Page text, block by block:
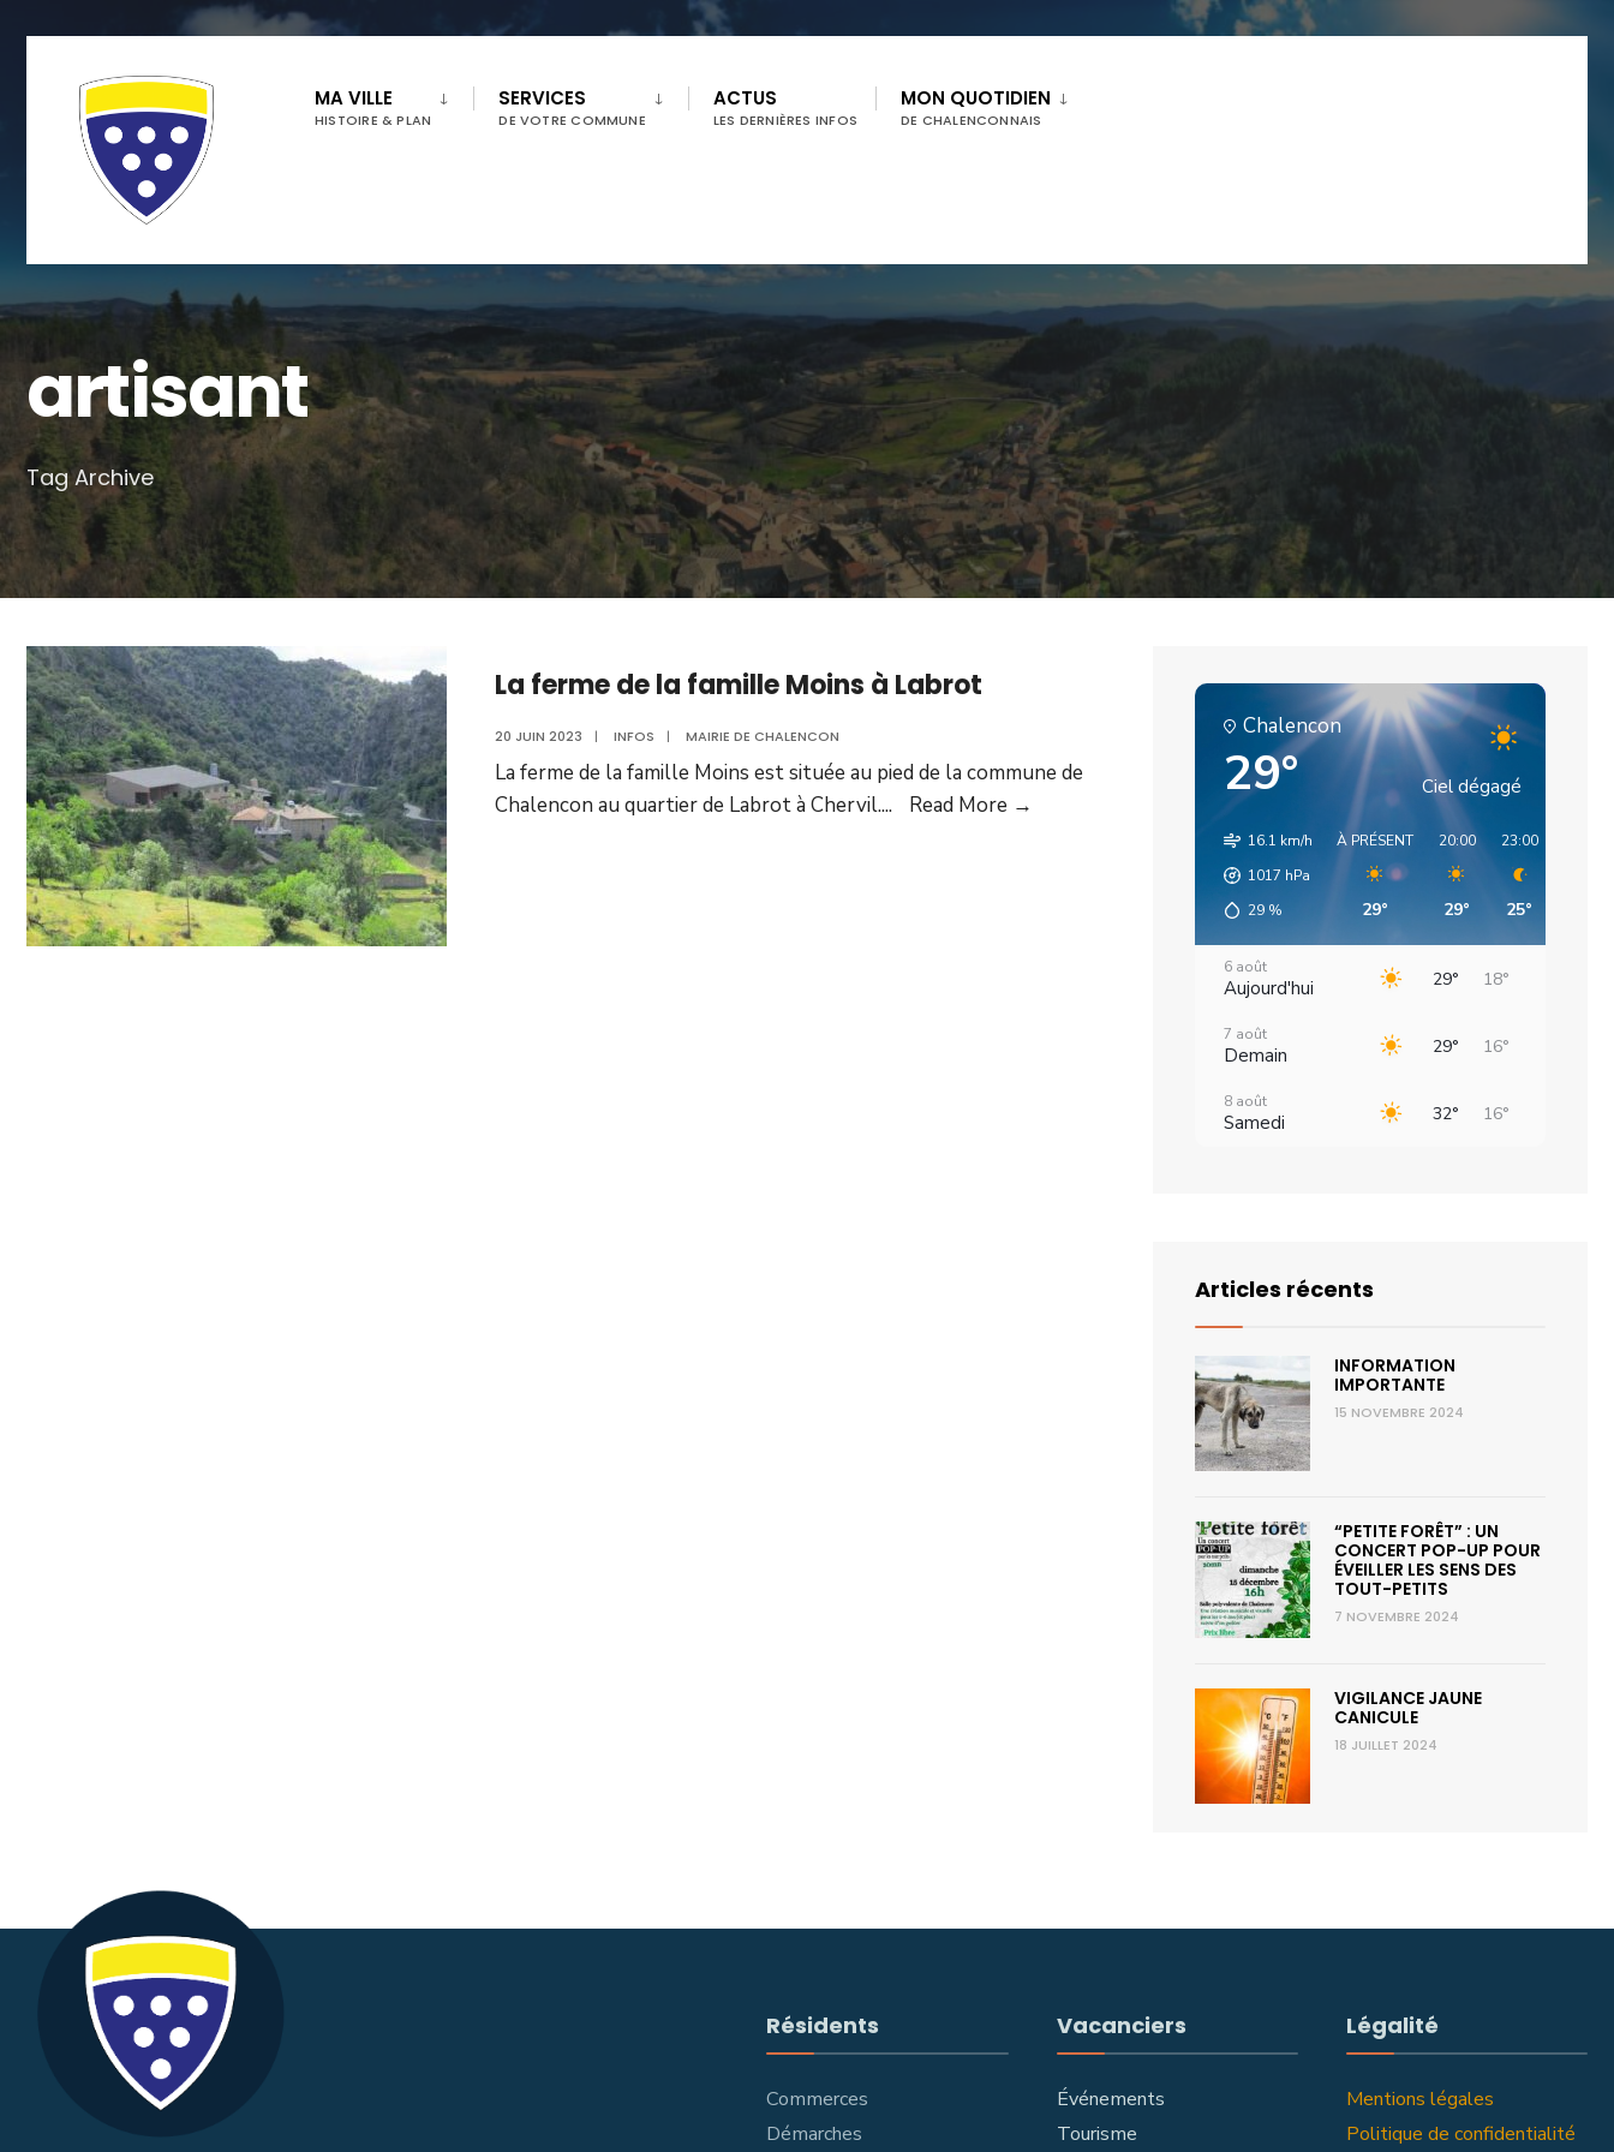
content
MA VILLE
HISTOIRE & PLAN
SERVICES
DE VOTRE COMMUNE
ACTUS
LES DERNIÈRES INFOS
MON QUOTIDIEN
DE CHALENCONNAIS
artisant
Tag Archive
La ferme de la famille Moins à Labrot
20 JUIN 2023 | INFOS | MAIRIE DE CHALENCON
La ferme de la famille Moins est située au pied de la commune de
Chalencon au quartier de Labrot à Chervil.... Read More →
Chalencon
29° Ciel dégagé
16.1 km/h
1017 hPa
29 %
À PRÉSENT
29°
20:00
29°
23:00
25°
6 août
Aujourd'hui 29° 18°
7 août
Demain 29° 16°
8 août
Samedi 32° 16°
11 août
Mardi
12 août
Mercredi 33°
Articles récents
INFORMATION
IMPORTANTE
15 NOVEMBRE 2024
“PETITE FORÊT” : UN
CONCERT POP-UP POUR
ÉVEILLER LES SENS DES
TOUT-PETITS
7 NOVEMBRE 2024
VIGILANCE JAUNE
CANICULE
18 JUILLET 2024
Résidents
Commerces
Démarches
Vacanciers
Événements
Tourisme
Légalité
Mentions légales
Politique de confidentialité